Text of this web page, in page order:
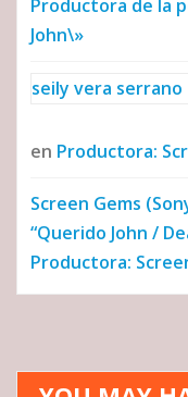
Productora de la
John\»
seily vera serrano
en Productora:
Screen Gems
“Querido John /
Productora: